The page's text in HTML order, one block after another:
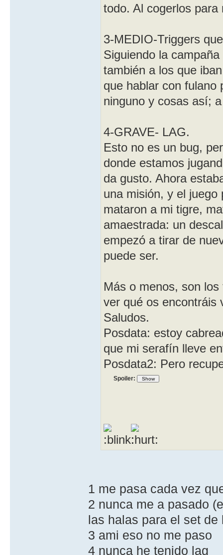
todo. Al cogerlos
3-MEDIO-Triggers
Siguiendo la
también a los que
que hablar con fulano
ninguno y cosas así;
4-GRAVE- LAG.
Esto no es un bug,
donde estamos
da gusto. Ahora
una misión, y el
mataron a mi tigre,
amaestrada: un
empezó a tirar de
puede ser.
Más o menos, son
ver qué os encontráis
Saludos.
Posdata: estoy
que mi serafín lleve
Posdata2: Pero
Spoiler:
1 me pasa cada vez
2 nunca me a pasado
las halas para el set
3 ami eso no me paso
4 nunca he tenido lag